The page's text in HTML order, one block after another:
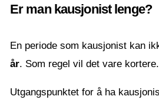
Er man kausjonist lenge?
En periode som kausjonist kan
år. Som regel vil det vare kortere.
Utgangspunktet for å ha